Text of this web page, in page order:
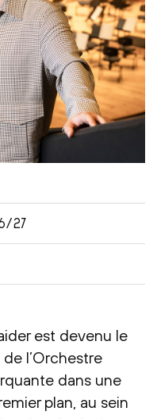
27
est devenu le
l’Orchestre
dans une
plan, au sein